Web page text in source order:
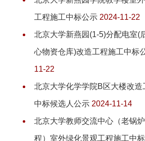
工程施工中标公示 2024-11-22
北京大学新燕园(1-5)分配电室(
心物资仓库)改造工程施工中标
11-22
北京大学化学学院B区大楼改造
中标候选人公示 2024-11-14
北京大学教师交流中心（老锅
程）室外绿化景观工程施工中